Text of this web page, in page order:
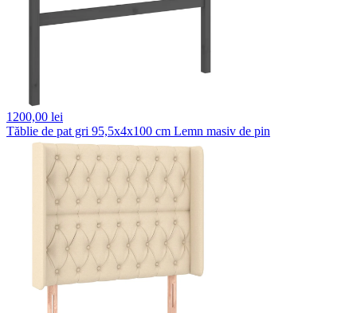
1200,00 lei
Tăblie de pat gri 95,5x4x100 cm Lemn masiv de pin